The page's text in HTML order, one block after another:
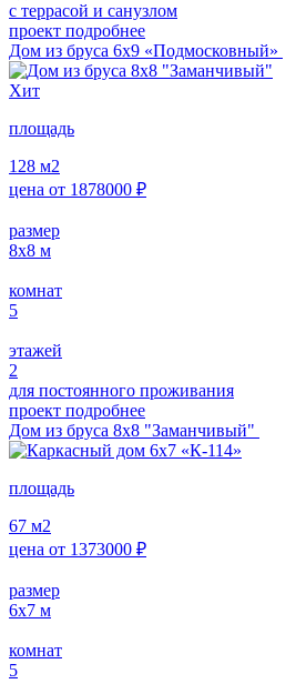
с террасой и санузлом
проект подробнее
Дом из бруса 6х9 «Подмосковный»
Хит
площадь
128 м2
цена от 1878000 ₽
размер
8х8 м
комнат
5
этажей
2
для постоянного проживания
проект подробнее
Дом из бруса 8х8 "Заманчивый"
площадь
67 м2
цена от 1373000 ₽
размер
6х7 м
комнат
5